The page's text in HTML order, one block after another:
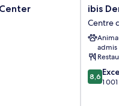
ibis
Den
Haag
City
Centre
Centre
de
La
ibis
Centre
admis
8.6
sur
8,6
1